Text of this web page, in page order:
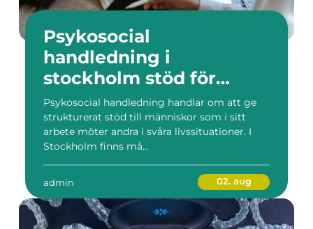
Psykosocial
handledning i
stockholm stöd för
hållbart arbetsliv
Psykosocial handledning handlar om att ge
strukturerat stöd till människor som i sitt
arbete möter andra i svåra livssituationer. I
Stockholm finns må...
admin 02. aug